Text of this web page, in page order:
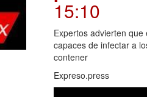
15:10
Expertos advierten
capaces de infectar a
contener
Expreso.press